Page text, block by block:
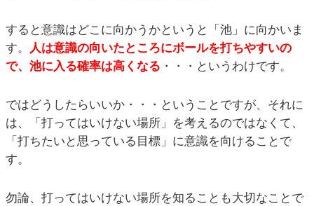
すると意識はどこに向かうかというと「池」に向かいま
す。
人は意識の向いたところにボールを打ちやすいの
で、池に入る確率は高くなる ・・・というわけです。
ではどうしたらいいか・・・ということですが、それに
は、「打ってはいけない場所」を考えるのではなくて、
「打ちたいと思っている目標」に意識を向けることで
す。
勿論、打ってはいけない場所を知ることも大切なことで